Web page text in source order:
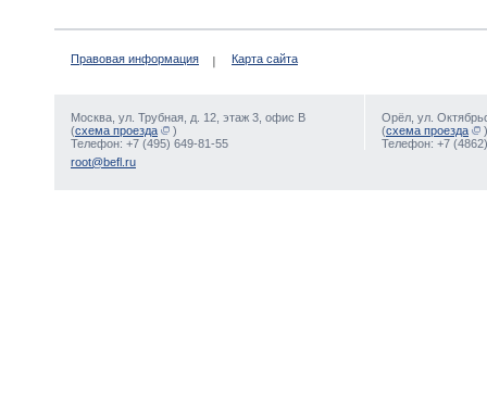
Правовая информация Карта сайта
Москва, ул. Трубная, д. 12, этаж 3, офис В
(схема проезда
)
Телефон: +7 (495) 649-81-55
Орёл, ул.
(схема проезда
)
Телефон: +7
root@befl.ru